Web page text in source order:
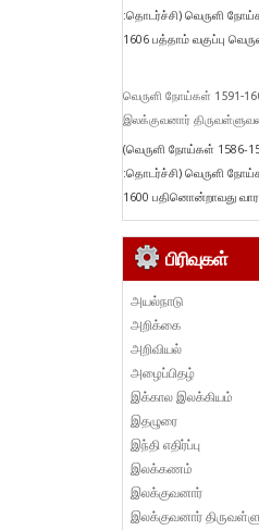
:தொடர்ச்சி) வெருளி
1606 பத்தாம் வகுப்பு
வெருளி நோய்கள் 1591-
இலக்குவனார்
(வெருளி நோய்கள் 1586-
:தொடர்ச்சி) வெருளி
1600 பதினொன்றாவது வார
பிரிவுகள்
அயல்நாடு
அறிக்கை
அறிவியல்
அழைப்பிதழ்
இக்கால இலக்கியம்
இதழுரை
இந்தி எதிர்ப்பு
இலக்கணம்
இலக்குவனார்
இலக்குவனார்